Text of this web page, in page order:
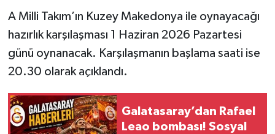
A Milli Takım’ın Kuzey Makedonya ile oynayacağı
hazırlık karşılaşması 1 Haziran 2026 Pazartesi
günü oynanacak. Karşılaşmanın başlama saati ise
20.30 olarak açıklandı.
Galatasaray’dan Rafael
Leao bombası! Sosyal